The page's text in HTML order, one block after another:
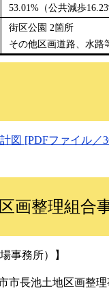
53.01%（公共減歩
街区公園 2箇所
その他区画道路、水路
図 [PDFファイル／
画整理組合
事務所）】
市長池土地区画整